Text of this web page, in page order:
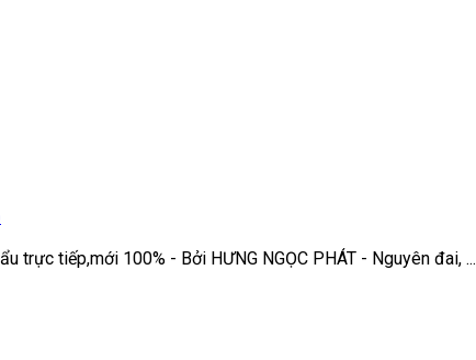
trực tiếp,mới 100% - Bởi HƯNG NGỌC PHÁT - Nguyên đai, ...